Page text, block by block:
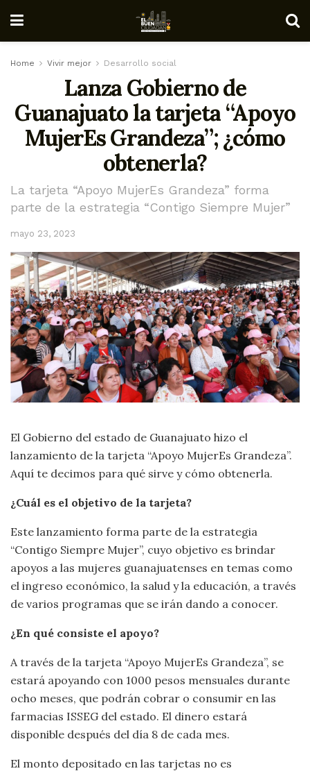
Home Vivir mejor Desarrollo social
Lanza Gobierno de
Guanajuato la tarjeta “Apoyo
MujerEs Grandeza”; ¿cómo
obtenerla?
La tarjeta “Apoyo MujerEs Grandeza” forma
parte de la estrategia “Contigo Siempre Mujer”
mayo 23, 2023
El Gobierno del estado de Guanajuato hizo el
lanzamiento de la tarjeta “Apoyo MujerEs Grandeza”.
Aquí te decimos para qué sirve y cómo obtenerla.
¿Cuál es el objetivo de la tarjeta?
Este lanzamiento forma parte de la estrategia
“Contigo Siempre Mujer”, cuyo objetivo es brindar
apoyos a las mujeres guanajuatenses en temas como
el ingreso económico, la salud y la educación, a través
de varios programas que se irán dando a conocer.
¿En qué consiste el apoyo?
A través de la tarjeta “Apoyo MujerEs Grandeza”, se
estará apoyando con 1000 pesos mensuales durante
ocho meses, que podrán cobrar o consumir en las
farmacias ISSEG del estado. El dinero estará
disponible después del día 8 de cada mes.
El monto depositado en las tarjetas no es